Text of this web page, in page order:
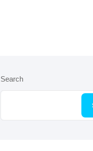
Search